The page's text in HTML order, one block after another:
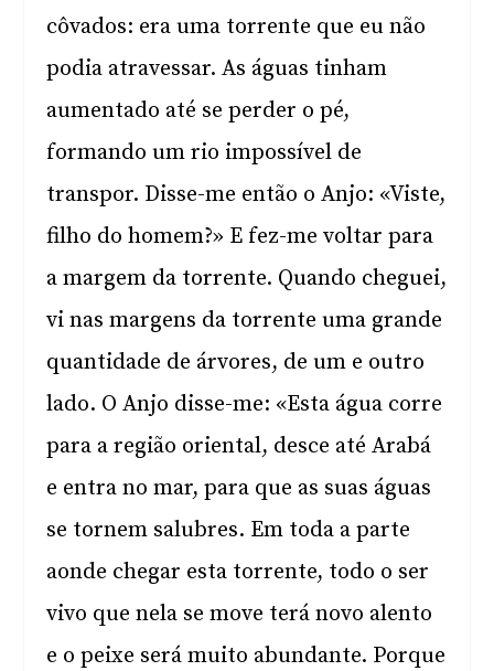
côvados: era uma torrente que eu não
podia atravessar. As águas tinham
aumentado até se perder o pé,
formando um rio impossível de
transpor. Disse-me então o Anjo: «Viste,
filho do homem?» E fez-me voltar para
a margem da torrente. Quando cheguei,
vi nas margens da torrente uma grande
quantidade de árvores, de um e outro
lado. O Anjo disse-me: «Esta água corre
para a região oriental, desce até Arabá
e entra no mar, para que as suas águas
se tornem salubres. Em toda a parte
aonde chegar esta torrente, todo o ser
vivo que nela se move terá novo alento
e o peixe será muito abundante. Porque